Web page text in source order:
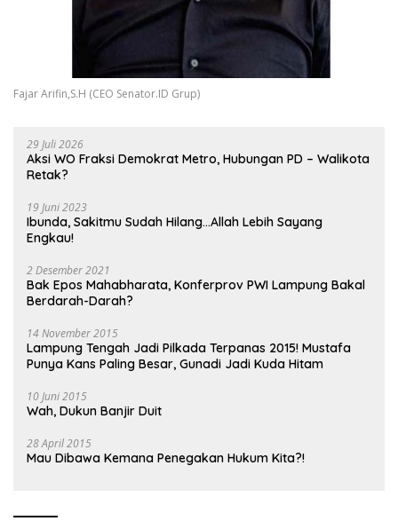
Fajar Arifin,S.H (CEO Senator.ID Grup)
29 Juli 2026
Aksi WO Fraksi Demokrat Metro, Hubungan PD – Walikota
Retak?
19 Juni 2023
Ibunda, Sakitmu Sudah Hilang…Allah Lebih Sayang
Engkau!
2 Desember 2021
Bak Epos Mahabharata, Konferprov PWI Lampung Bakal
Berdarah-Darah?
14 November 2015
Lampung Tengah Jadi Pilkada Terpanas 2015! Mustafa
Punya Kans Paling Besar, Gunadi Jadi Kuda Hitam
10 Juni 2015
Wah, Dukun Banjir Duit
28 April 2015
Mau Dibawa Kemana Penegakan Hukum Kita?!